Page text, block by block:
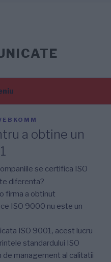
a obtine un
se certifica ISO
diferenta?
firma a obtinut
ISO 9000 nu este un
ISO 9001, acest lucru
standardului ISO
management al calitatii